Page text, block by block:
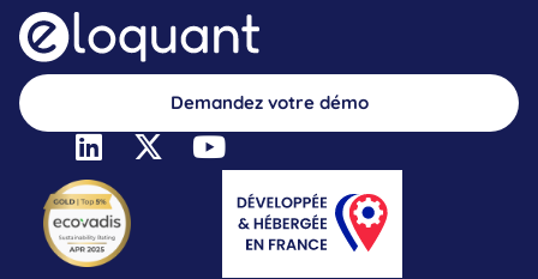
Demandez votre démo